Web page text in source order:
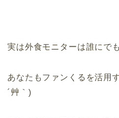
実は外食モニターは誰にで
あなたもファンくるを活用
´艸｀)